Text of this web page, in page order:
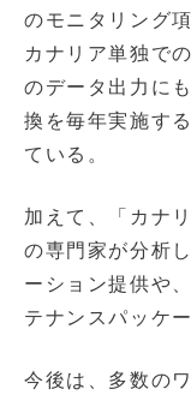
のモニタリング
カナリア単独で
のデータ出力に
換を毎年実施す
ている。
加えて、「カナ
の専門家が分析
ーション提供や
テナンスパッケ
今後は、多数の